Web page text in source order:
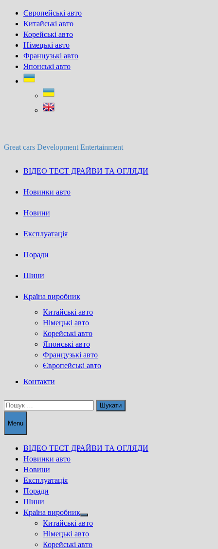
Skip
content
Європейські авто
Китайські авто
Корейські авто
Німецькі авто
Французькі авто
Японські авто
Great cars Development Entertainment
ВІДЕО ТЕСТ ДРАЙВИ ТА ОГЛЯДИ
Новинки авто
Новини
Експлуатація
Поради
Шини
Країна виробник
Китайські авто
Німецькі авто
Корейські авто
Японські авто
Французькі авто
Європейські авто
Контакти
Пошук:
Menu
ВІДЕО ТЕСТ ДРАЙВИ ТА ОГЛЯДИ
Новинки авто
Новини
Експлуатація
Поради
Шини
Країна виробник
Show
sub
menu
Китайські авто
Німецькі авто
Корейські авто